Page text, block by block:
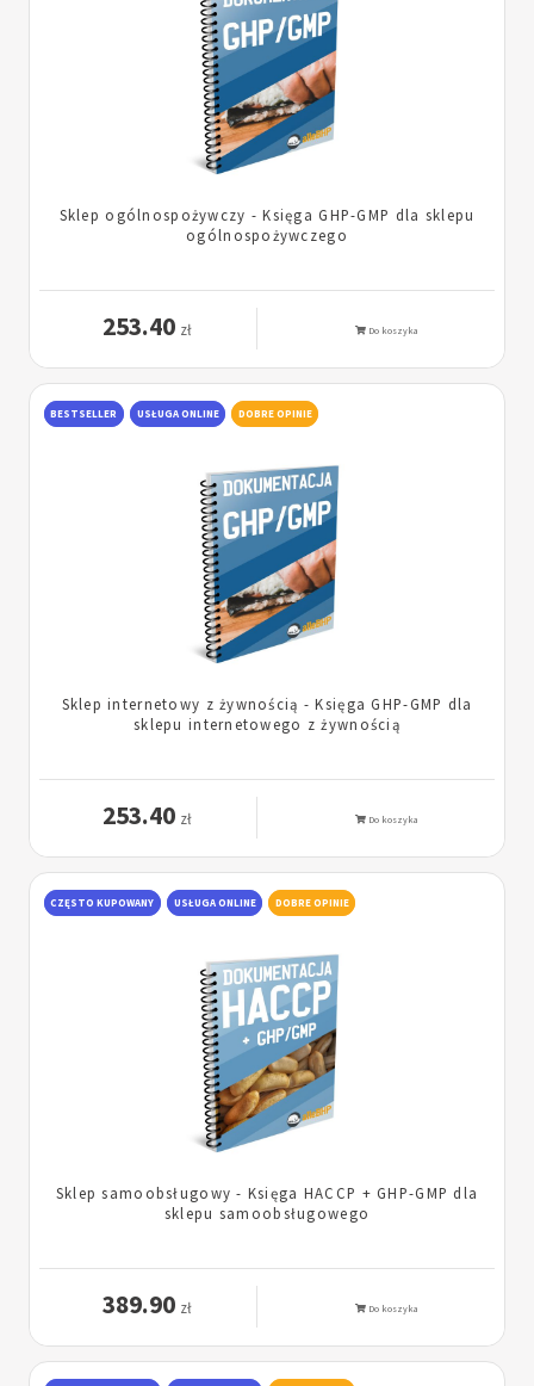
Sklep ogólnospożywczy - Księga GHP-GMP dla sklepu
ogólnospożywczego
253.40 zł Do koszyka
BESTSELLER USŁUGA ONLINE DOBRE OPINIE
Sklep internetowy z żywnością - Księga GHP-GMP dla
sklepu internetowego z żywnością
253.40 zł Do koszyka
CZĘSTO KUPOWANY USŁUGA ONLINE DOBRE OPINIE
Sklep samoobsługowy - Księga HACCP + GHP-GMP dla
sklepu samoobsługowego
389.90 zł Do koszyka